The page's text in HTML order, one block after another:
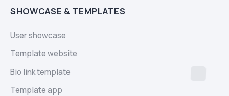
SHOWCASE & TEMPLATES
User showcase
Template website
Bio link template
Template app